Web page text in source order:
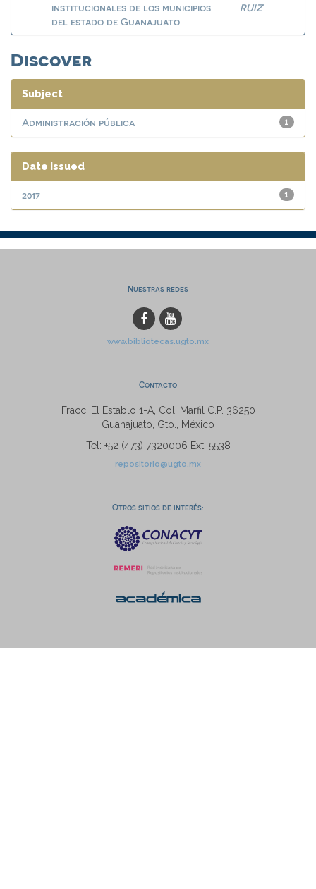
institucionales de los municipios
del estado de Guanajuato
RUIZ
Discover
Subject
1
Administración pública
Date issued
1
2017
Nuestras redes
www.bibliotecas.ugto.mx
Contacto
Fracc. El Establo 1-A, Col. Marfil C.P. 36250
Guanajuato, Gto., México
Tel: +52 (473) 7320006 Ext. 5538
repositorio@ugto.mx
Otros sitios de interés: